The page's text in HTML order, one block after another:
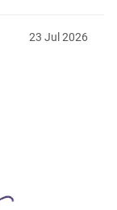
23 Jul 2026